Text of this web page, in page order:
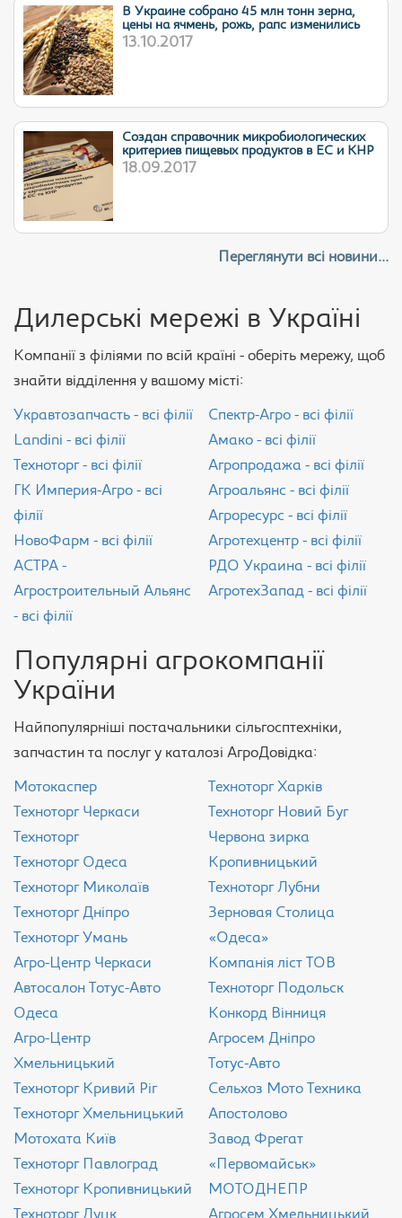
В Украине собрано 45 млн тонн зерна,
цены на ячмень, рожь, рапс изменились
13.10.2017
Cоздан справочник микробиологических
критериев пищевых продуктов в ЕС и КНР
18.09.2017
Переглянути всі новини...
Дилерські мережі в Україні
Компанії з філіями по всій країні - оберіть мережу, щоб
знайти відділення у вашому місті:
Укравтозапчасть - всі філії
Landini - всі філії
Техноторг - всі філії
ГК Империя-Агро - всі
філії
НовоФарм - всі філії
АСТРА -
Агростроительный Альянс
- всі філії
Спектр-Агро - всі філії
Амако - всі філії
Агропродажа - всі філії
Агроальянс - всі філії
Агроресурс - всі філії
Агротехцентр - всі філії
РДО Украина - всі філії
АгротехЗапад - всі філії
Популярні агрокомпанії
України
Найпопулярніші постачальники сільгосптехніки,
запчастин та послуг у каталозі АгроДовідка:
Мотокаспер
Техноторг Черкаси
Техноторг
Техноторг Одеса
Техноторг Миколаїв
Техноторг Дніпро
Техноторг Умань
Агро-Центр Черкаси
Aвтосалон Тотус-Авто
Одеса
Агро-Центр
Хмельницький
Техноторг Кривий Ріг
Техноторг Хмельницький
Мотохата Київ
Техноторг Павлоград
Техноторг Кропивницький
Техноторг Харків
Техноторг Новий Буг
Червона зирка
Кропивницький
Техноторг Лубни
Зерновая Столица
«Одеса»
Компанія ліст ТОВ
Техноторг Подольск
Конкорд Вінниця
Агросем Дніпро
Тотус-Авто
Сельхоз Мото Техника
Апостолово
Завод Фрегат
«Первомайськ»
МОТОДНЕПР